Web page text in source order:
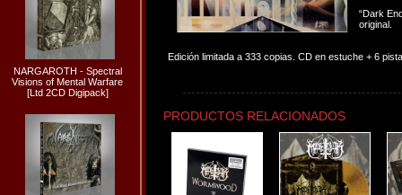
NARGAROTH - Spectral
Visions of Mental Warfare
[Ltd 2CD Digipack]
“Dark
original.
Edición limitada a 333 copias. CD en estuche + 6
PRODUCTOS RELACIONADOS